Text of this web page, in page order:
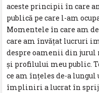
aceste principii în care
publică pe care l-am
Momentele în care am
care am învăţat lucruri
despre oamenii din jurul
şi profilului meu public.
ce am înţeles de-a
împliniri a lucrat în